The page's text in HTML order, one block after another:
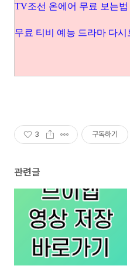
TV조선 온에어 무료 보는법
무료 티비 예능 드라마 다시
3 구독하기
관련글